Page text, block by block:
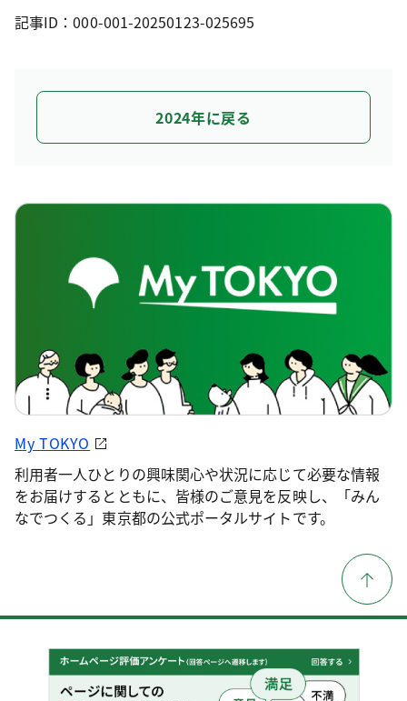
記事ID：000-001-20250123-025695
2024年に戻る
My TOKYO
利用者一人ひとりの興味関心や状況に応じて必要な情報
をお届けするとともに、皆様のご意見を反映し、「みん
なでつくる」東京都の公式ポータルサイトです。